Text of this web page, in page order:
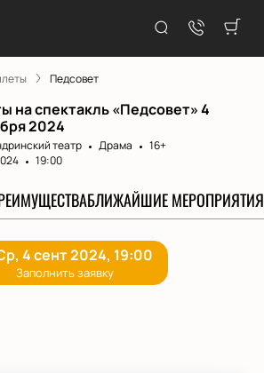
Педсовет
на спектакль «Педсовет» 4
2024
театр Драма
16+
19:00
БЛИЖАЙШИЕ МЕРОПРИЯТИЯ